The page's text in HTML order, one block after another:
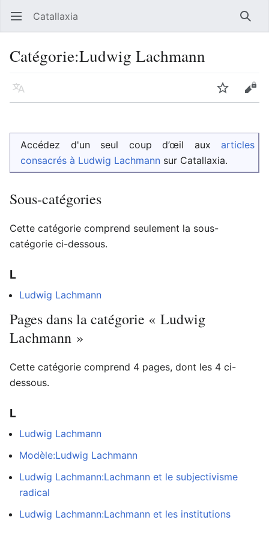
Ouvrir le menu principal Catallaxia
Catégorie:Ludwig Lachmann
Langue Suivre
Accédez d'un seul coup d’œil aux articles
consacrés à Ludwig Lachmann sur Catallaxia.
Sous-catégories
Cette catégorie comprend seulement la sous-
catégorie ci-dessous.
L
Ludwig Lachmann
Pages dans la catégorie « Ludwig
Lachmann »
Cette catégorie comprend 4 pages, dont les 4 ci-
dessous.
L
Ludwig Lachmann
Modèle:Ludwig Lachmann
Ludwig Lachmann:Lachmann et le subjectivisme
radical
Ludwig Lachmann:Lachmann et les institutions